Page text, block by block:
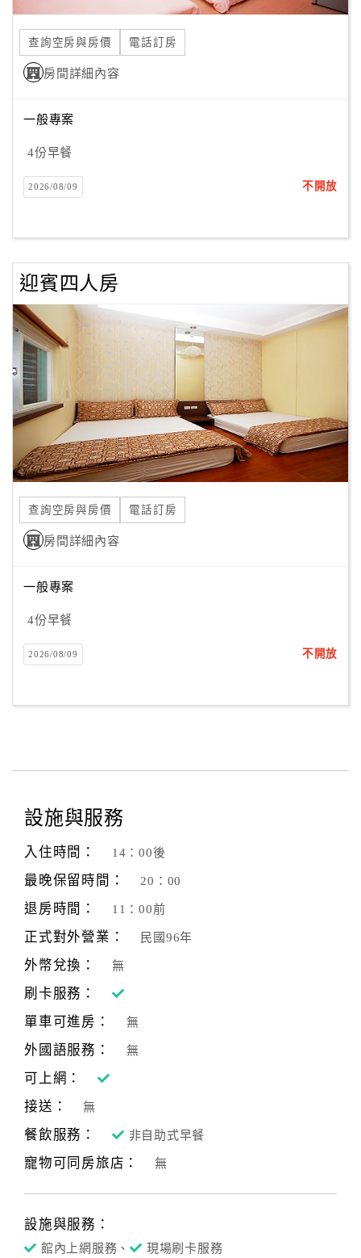
合
作
提
案
店
作
商
合
作
旅
伴
計
劃
商
品
宣
傳
查詢空房與房價 電話訂房
房間詳細內容
一般專案
4份早餐
2026/08/09 不開放
迎賓四人房
查詢空房與房價 電話訂房
房間詳細內容
一般專案
4份早餐
2026/08/09 不開放
設施與服務
入住時間： 14：00後
最晚保留時間： 20：00
退房時間： 11：00前
正式對外營業： 民國96年
外幣兌換： 無
刷卡服務：
單車可進房：
無
外國語服務： 無
可上網：
接送：
無
餐飲服務： 非自助式早餐
寵物可同房旅店： 無
設施與服務：
館內上網服務、 現場刷卡服務